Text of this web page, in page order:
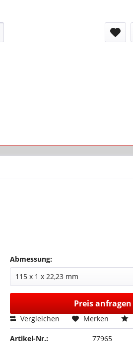
Abmessung:
Preis anfragen
Vergleichen Merken
Artikel-Nr.: 77965